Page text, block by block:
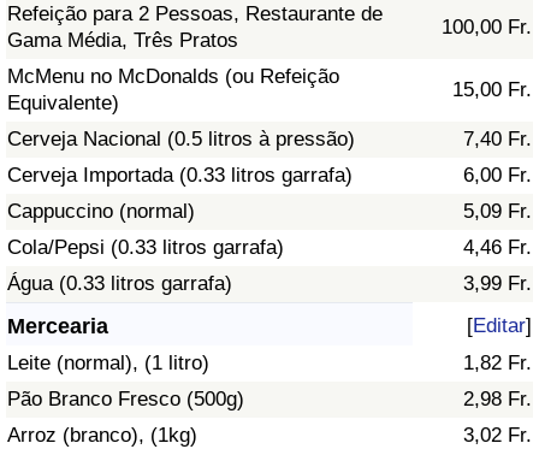
Refeição para 2 Pessoas, Restaurante de
Gama Média, Três Pratos
100,00 Fr.
McMenu no McDonalds (ou Refeição
Equivalente)
15,00 Fr.
Cerveja Nacional (0.5 litros à pressão)
7,40 Fr.
Cerveja Importada (0.33 litros garrafa)
6,00 Fr.
Cappuccino (normal)
5,09 Fr.
Cola/Pepsi (0.33 litros garrafa)
4,46 Fr.
Água (0.33 litros garrafa)
3,99 Fr.
Mercearia [Editar]
Leite (normal), (1 litro)
1,82 Fr.
Pão Branco Fresco (500g)
2,98 Fr.
Arroz (branco), (1kg)
3,02 Fr.
em Aqaba
Crime
Taxa do Indicador de Crime (Atual)
Indicador de Crime
Saúde
Indicador de Saúde (Atual)
Indicador de Saúde